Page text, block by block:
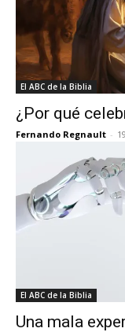
El ABC de la Biblia
¿Por qué
Fernando Regnault -
El ABC de la Biblia
Una mala